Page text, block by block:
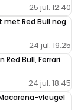
25 jul. 12:40
Red Bull nog
24 jul. 19:25
Bull, Ferrari
24 jul. 18:45
vleugel